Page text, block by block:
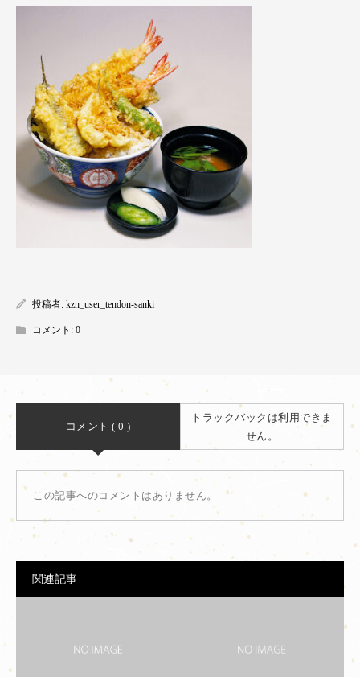
投稿者: kzn_user_tendon-sanki
コメント: 0
コメント ( 0 )
トラックバックは利用できま
せん。
この記事へのコメントはありません。
関連記事